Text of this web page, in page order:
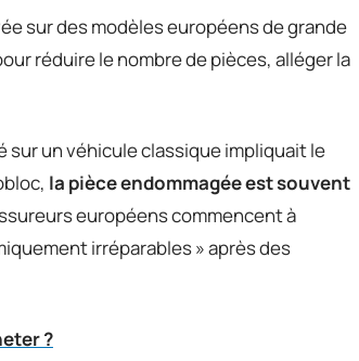
sur des modèles européens de grande
réduire le nombre de pièces, alléger la
sur un véhicule classique impliquait le
la pièce endommagée est souvent
européens commencent à
irréparables » après des
?